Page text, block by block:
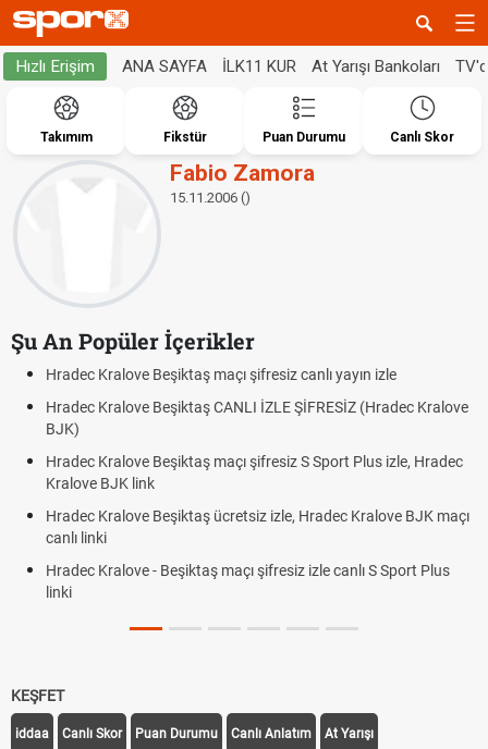
Hızlı Erişim ANA SAYFA İLK11 KUR At Yarışı Bankoları
Takımım Fikstür Puan Durumu Canlı Skor
Fabio Zamora
15.11.2006 ()
Şu An Popüler İçerikler
Hradec Kralove Beşiktaş maçı şifresiz canlı yayın izle
Hradec Kralove Beşiktaş CANLI İZLE ŞİFRESİZ (Hradec Kralove
BJK)
Hradec Kralove Beşiktaş maçı şifresiz S Sport Plus izle, Hradec
Kralove BJK link
Hradec Kralove Beşiktaş ücretsiz izle, Hradec Kralove BJK maçı
canlı linki
Hradec Kralove - Beşiktaş maçı şifresiz izle canlı S Sport Plus
linki
KEŞFET
iddaa Canlı Skor Puan Durumu Canlı Anlatım At Yarışı